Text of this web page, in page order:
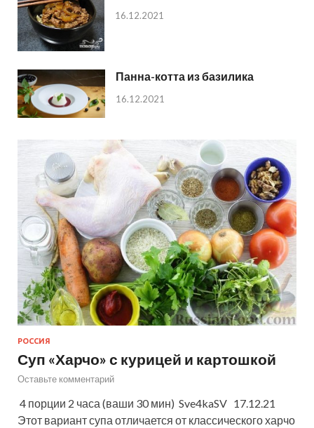
16.12.2021
Панна-котта из базилика
16.12.2021
РОССИЯ
Суп «Харчо» с курицей и картошкой
Оставьте комментарий
4 порции 2 часа (ваши 30 мин) Sve4kaSV 17.12.21
Этот вариант супа отличается от классического харчо